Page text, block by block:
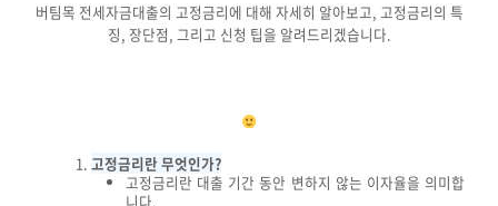
버팀목 전세자금대출의 고정금리에 대해 자세히 알아보고, 고정금리의 특
징, 장단점, 그리고 신청 팁을 알려드리겠습니다.
고정금리란 무엇인가?
고정금리란 대출 기간 동안 변하지 않는 이자율을 의미합
니다.